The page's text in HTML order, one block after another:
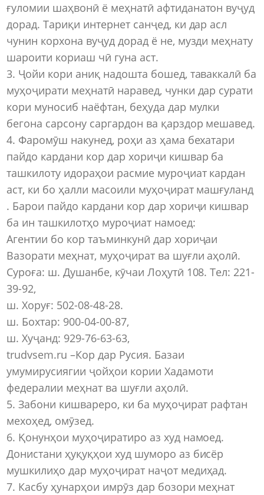
ғуломии шаҳвонӣ ё меҳнатӣ афтиданатон вуҷуд
дорад. Тариқи интернет санҷед, ки дар асл
чунин корхона вуҷуд дорад ё не, музди меҳнату
шароити кориаш чӣ гуна аст.
3. Ҷойи кори аниқ надошта бошед, таваккалӣ ба
муҳоҷирати меҳнатӣ наравед, чунки дар сурати
кори муносиб наёфтан, беҳуда дар мулки
бегона сарсону саргардон ва қарздор мешавед.
4. Фаромӯш накунед, роҳи аз ҳама бехатари
пайдо кардани кор дар хориҷи кишвар ба
ташкилоту идораҳои расмие муроҷиат кардан
аст, ки бо ҳалли масоили муҳоҷират машғуланд
. Барои пайдо кардани кор дар хориҷи кишвар
ба ин ташкилотҳо муроҷиат намоед:
Агентии бо кор таъминкунӣ дар хориҷаи
Вазорати меҳнат, муҳоҷират ва шуғли аҳолӣ.
Суроға: ш. Душанбе, кӯчаи Лоҳутӣ 108. Тел: 221-
39-92,
ш. Хоруғ: 502-08-48-28.
ш. Бохтар: 900-04-00-87,
ш. Хуҷанд: 929-76-63-63,
trudvsem.ru –Кор дар Русия. Базаи
умумирусиягии ҷойҳои кории Хадамоти
федералии меҳнат ва шуғли аҳолӣ.
5. Забони кишвареро, ки ба муҳоҷират рафтан
мехоҳед, омӯзед.
6. Қонунҳои муҳоҷиратиро аз худ намоед.
Донистани ҳуқуқҳои худ шуморо аз бисёр
мушкилиҳо дар муҳоҷират наҷот медиҳад.
7. Касбу ҳунарҳои имрӯз дар бозори меҳнат